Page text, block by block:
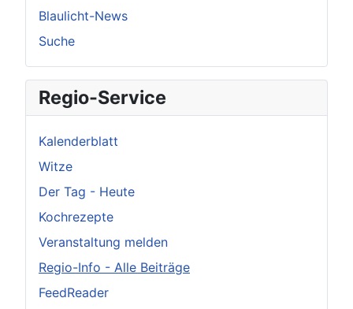
Blaulicht-News
Suche
Regio-Service
Kalenderblatt
Witze
Der Tag - Heute
Kochrezepte
Veranstaltung melden
Regio-Info - Alle Beiträge
FeedReader